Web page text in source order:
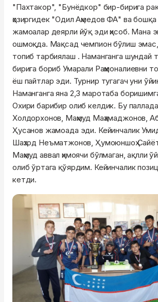
"Пахтакор", "Бунёдкор" бир-бирига
ҳозиргидек "ОдилАҳмедов ФА" ва бошқа
жамоалар деярли йўқ эди ҳисоб. Мана
ошмоқда. Мақсад чемпион бўлиш эмас,
топиб тарбиялаш . Наманганга шундай
бирига борибУмарали Раҳмоналиевни
ёш пайтлар эди. Турнир тугагач уни
Наманганга яна 2,3 маротаба
Охири барибир олиб келдик. Бу паллада
Холдорхонов Маҳмуд Маҳамаджонов,
Ҳусанов жамоада эди. Кейинчалик
Шаҳзод Неъматжонов Ҳумоюншоҳ
Маҳмуд аввал ҳимоячи бўлмаган, ақлли
олиб ўртага қўярдим. Кейинчалик
кетди.